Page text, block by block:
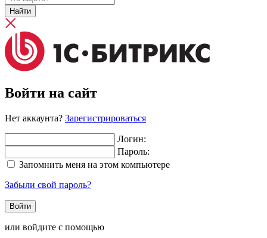
Найти
Войти на сайт
Нет аккаунта? Зарегистрироваться
Логин:
Пароль:
Запомнить меня на этом компьютере
Забыли свой пароль?
или войдите с помощью